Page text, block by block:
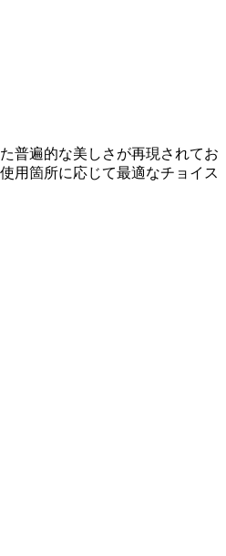
普遍的な美しさが再現されてお
用箇所に応じて最適なチョイス